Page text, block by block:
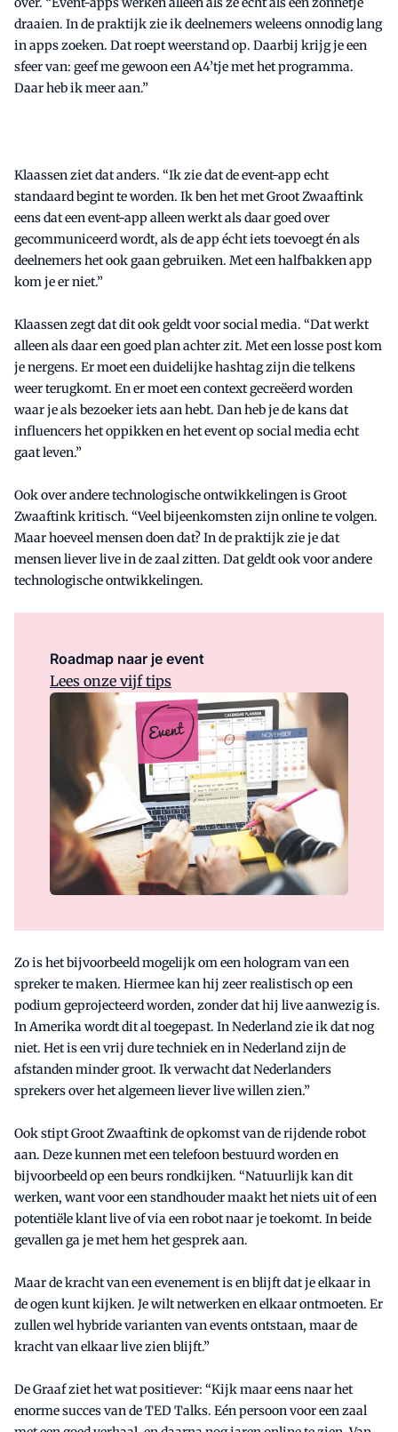
draaien. In de praktijk zie ik deelnemers weleens onnodig lang
in apps zoeken. Dat roept weerstand op. Daarbij krijg je een
sfeer van: geef me gewoon een A4’tje met het programma.
Daar heb ik meer aan.”
Klaassen ziet dat anders. “Ik zie dat de event-app echt
standaard begint te worden. Ik ben het met Groot Zwaaftink
eens dat een event-app alleen werkt als daar goed over
gecommuniceerd wordt, als de app écht iets toevoegt én als
deelnemers het ook gaan gebruiken. Met een halfbakken app
kom je er niet.”
Klaassen zegt dat dit ook geldt voor social media. “Dat werkt
alleen als daar een goed plan achter zit. Met een losse post kom
je nergens. Er moet een duidelijke hashtag zijn die telkens
weer terugkomt. En er moet een context gecreëerd worden
waar je als bezoeker iets aan hebt. Dan heb je de kans dat
influencers het oppikken en het event op social media echt
gaat leven.”
Ook over andere technologische ontwikkelingen is Groot
Zwaaftink kritisch. “Veel bijeenkomsten zijn online te volgen.
Maar hoeveel mensen doen dat? In de praktijk zie je dat
mensen liever live in de zaal zitten. Dat geldt ook voor andere
technologische ontwikkelingen.
Roadmap naar je event
Lees onze vijf tips
Zo is het bijvoorbeeld mogelijk om een hologram van een
spreker te maken. Hiermee kan hij zeer realistisch op een
podium geprojecteerd worden, zonder dat hij live aanwezig is.
In Amerika wordt dit al toegepast. In Nederland zie ik dat nog
niet. Het is een vrij dure techniek en in Nederland zijn de
afstanden minder groot. Ik verwacht dat Nederlanders
sprekers over het algemeen liever live willen zien.”
Ook stipt Groot Zwaaftink de opkomst van de rijdende robot
aan. Deze kunnen met een telefoon bestuurd worden en
bijvoorbeeld op een beurs rondkijken. “Natuurlijk kan dit
werken, want voor een standhouder maakt het niets uit of een
potentiële klant live of via een robot naar je toekomt. In beide
gevallen ga je met hem het gesprek aan.
Maar de kracht van een evenement is en blijft dat je elkaar in
de ogen kunt kijken. Je wilt netwerken en elkaar ontmoeten. Er
zullen wel hybride varianten van events ontstaan, maar de
kracht van elkaar live zien blijft.”
De Graaf ziet het wat positiever: “Kijk maar eens naar het
enorme succes van de TED Talks. Eén persoon voor een zaal